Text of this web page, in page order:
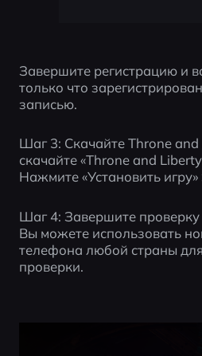
Завершите регистрацию и
только что
записью.
Шаг 3: Скачайте Throne
скачайте «Throne and
Нажмите «Установить
Шаг 4: Завершите
Вы можете использовать
телефона любой страны
проверки.